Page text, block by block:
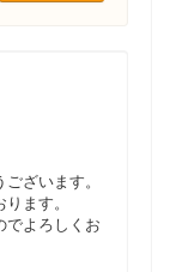
ざいます。
ます。
でよろしくお